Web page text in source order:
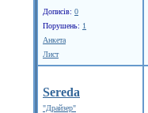
Дописів: 0
Порушень: 1
Анкета
Лист
Sereda
"Драйзер"